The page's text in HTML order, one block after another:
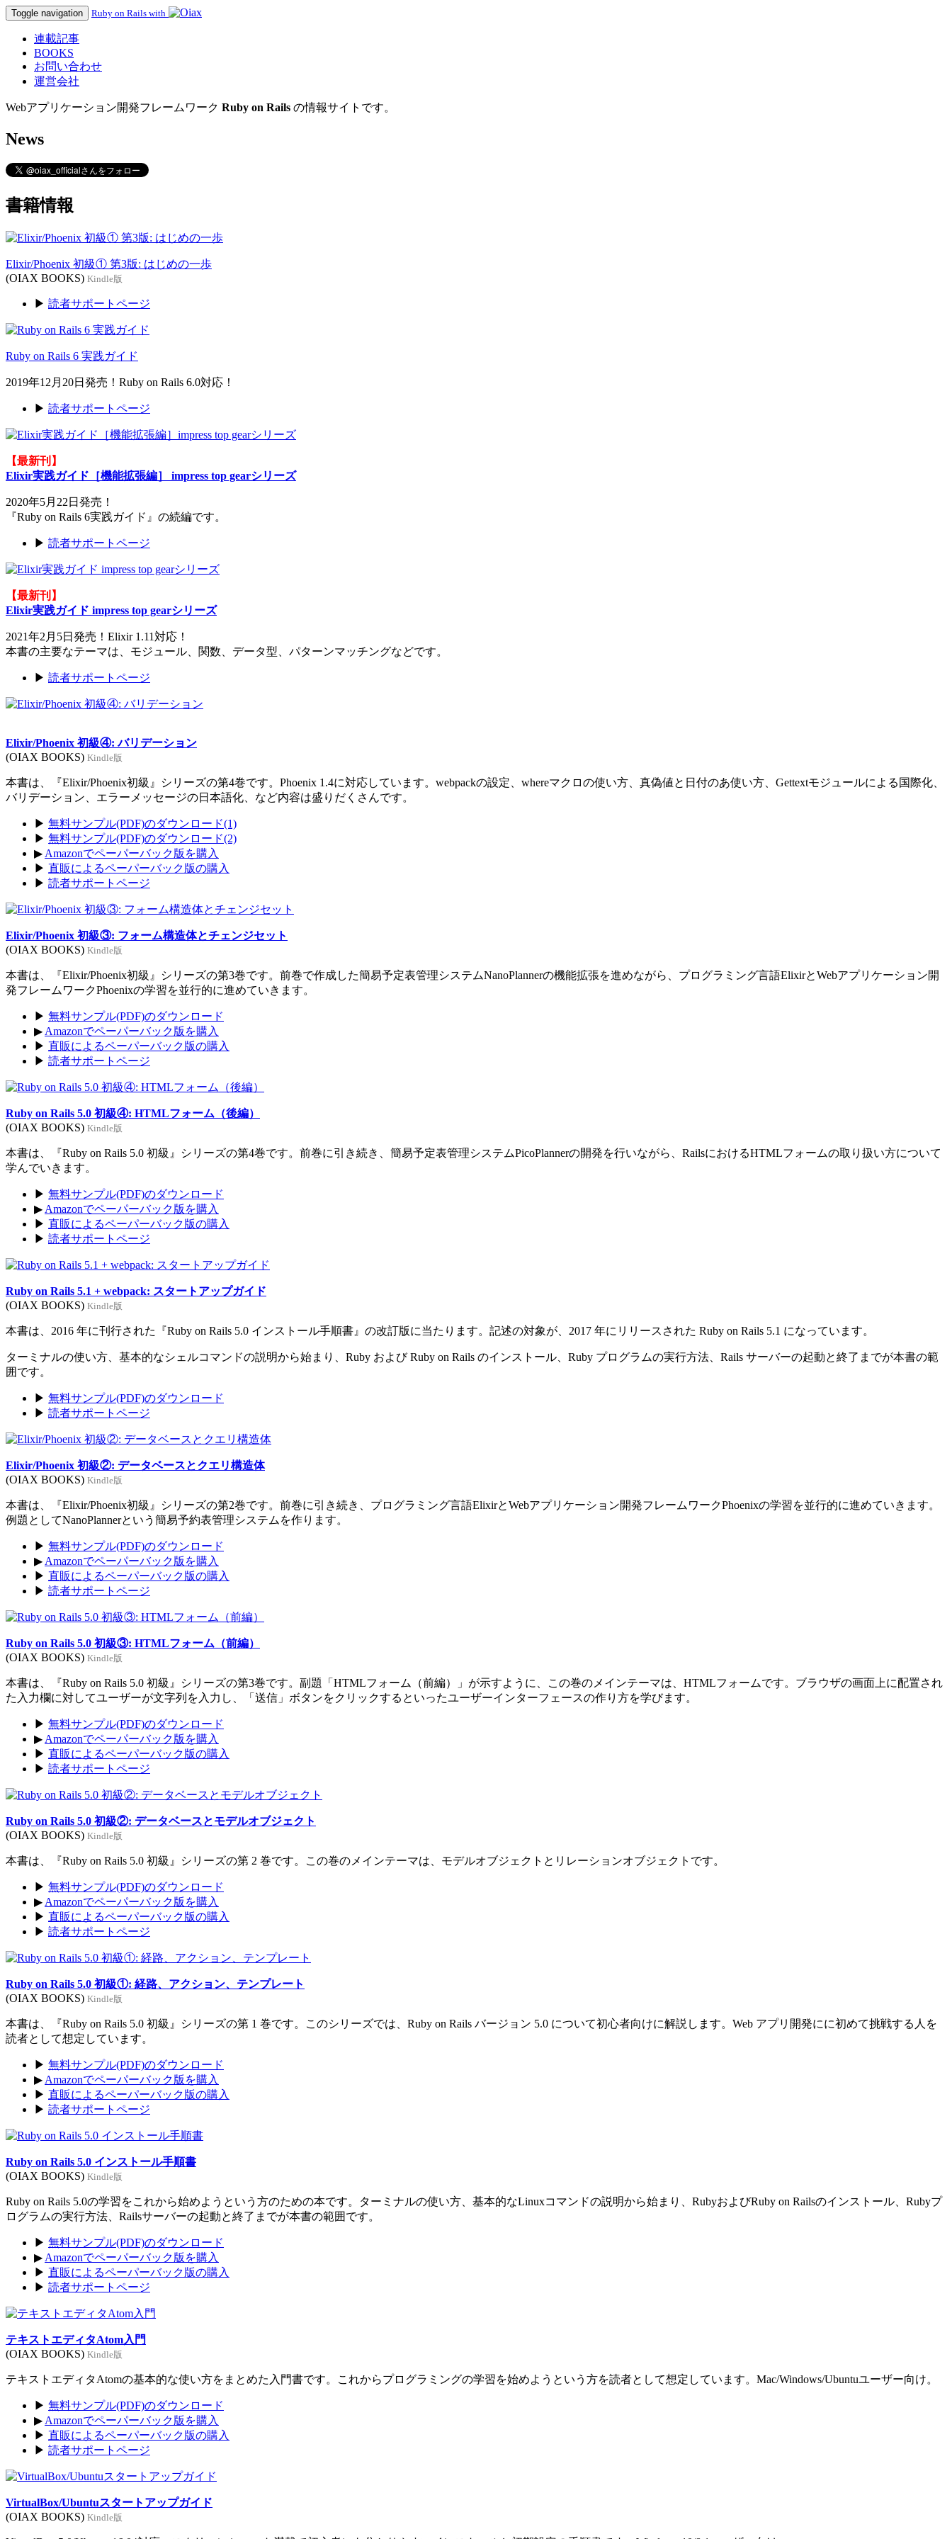
Toggle navigation Ruby on Rails with
連載記事
BOOKS
お問い合わせ
運営会社
Webアプリケーション開発フレームワーク Ruby on Rails の情報サイトです。
News
書籍情報
Elixir/Phoenix 初級① 第3版: はじめの一歩
(OIAX BOOKS) Kindle版
▶ 読者サポートページ
Ruby on Rails 6 実践ガイド
2019年12月20日発売！Ruby on Rails 6.0対応！
▶ 読者サポートページ
【最新刊】
Elixir実践ガイド［機能拡張編］ impress top gearシリーズ
2020年5月22日発売！
『Ruby on Rails 6実践ガイド』の続編です。
▶ 読者サポートページ
【最新刊】
Elixir実践ガイド impress top gearシリーズ
2021年2月5日発売！Elixir 1.11対応！
本書の主要なテーマは、モジュール、関数、データ型、パターンマッチングなどです。
▶ 読者サポートページ
Elixir/Phoenix 初級④: バリデーション
(OIAX BOOKS) Kindle版
本書は、『Elixir/Phoenix初級』シリーズの第4巻です。Phoenix 1.4に対応しています。webpackの設定、whereマクロの使い方、真偽値と日付のあ使い方、Gettextモジュールによる国際化、
バリデーション、エラーメッセージの日本語化、など内容は盛りだくさんです。
▶ 無料サンプル(PDF)のダウンロード(1)
▶ 無料サンプル(PDF)のダウンロード(2)
▶ Amazonでペーパーバック版を購入
▶ 直販によるペーパーバック版の購入
▶ 読者サポートページ
Elixir/Phoenix 初級③: フォーム構造体とチェンジセット
(OIAX BOOKS) Kindle版
本書は、『Elixir/Phoenix初級』シリーズの第3巻です。前巻で作成した簡易予定表管理システムNanoPlannerの機能拡張を進めながら、プログラミング言語ElixirとWebアプリケーション開
発フレームワークPhoenixの学習を並行的に進めていきます。
▶ 無料サンプル(PDF)のダウンロード
▶ Amazonでペーパーバック版を購入
▶ 直販によるペーパーバック版の購入
▶ 読者サポートページ
Ruby on Rails 5.0 初級④: HTMLフォーム（後編）
(OIAX BOOKS) Kindle版
本書は、『Ruby on Rails 5.0 初級』シリーズの第4巻です。前巻に引き続き、簡易予定表管理システムPicoPlannerの開発を行いながら、RailsにおけるHTMLフォームの取り扱い方について
学んでいきます。
▶ 無料サンプル(PDF)のダウンロード
▶ Amazonでペーパーバック版を購入
▶ 直販によるペーパーバック版の購入
▶ 読者サポートページ
Ruby on Rails 5.1 + webpack: スタートアップガイド
(OIAX BOOKS) Kindle版
本書は、2016 年に刊行された『Ruby on Rails 5.0 インストール手順書』の改訂版に当たります。記述の対象が、2017 年にリリースされた Ruby on Rails 5.1 になっています。
ターミナルの使い方、基本的なシェルコマンドの説明から始まり、Ruby および Ruby on Rails のインストール、Ruby プログラムの実行方法、Rails サーバーの起動と終了までが本書の範
囲です。
▶ 無料サンプル(PDF)のダウンロード
▶ 読者サポートページ
Elixir/Phoenix 初級②: データベースとクエリ構造体
(OIAX BOOKS) Kindle版
本書は、『Elixir/Phoenix初級』シリーズの第2巻です。前巻に引き続き、プログラミング言語ElixirとWebアプリケーション開発フレームワークPhoenixの学習を並行的に進めていきます。
例題としてNanoPlannerという簡易予約表管理システムを作ります。
▶ 無料サンプル(PDF)のダウンロード
▶ Amazonでペーパーバック版を購入
▶ 直販によるペーパーバック版の購入
▶ 読者サポートページ
Ruby on Rails 5.0 初級③: HTMLフォーム（前編）
(OIAX BOOKS) Kindle版
本書は、『Ruby on Rails 5.0 初級』シリーズの第3巻です。副題「HTMLフォーム（前編）」が示すように、この巻のメインテーマは、HTMLフォームです。ブラウザの画面上に配置され
た入力欄に対してユーザーが文字列を入力し、「送信」ボタンをクリックするといったユーザーインターフェースの作り方を学びます。
▶ 無料サンプル(PDF)のダウンロード
▶ Amazonでペーパーバック版を購入
▶ 直販によるペーパーバック版の購入
▶ 読者サポートページ
Ruby on Rails 5.0 初級②: データベースとモデルオブジェクト
(OIAX BOOKS) Kindle版
本書は、『Ruby on Rails 5.0 初級』シリーズの第 2 巻です。この巻のメインテーマは、モデルオブジェクトとリレーションオブジェクトです。
▶ 無料サンプル(PDF)のダウンロード
▶ Amazonでペーパーバック版を購入
▶ 直販によるペーパーバック版の購入
▶ 読者サポートページ
Ruby on Rails 5.0 初級①: 経路、アクション、テンプレート
(OIAX BOOKS) Kindle版
本書は、『Ruby on Rails 5.0 初級』シリーズの第 1 巻です。このシリーズでは、Ruby on Rails バージョン 5.0 について初心者向けに解説します。Web アプリ開発にに初めて挑戦する人を
読者として想定しています。
▶ 無料サンプル(PDF)のダウンロード
▶ Amazonでペーパーバック版を購入
▶ 直販によるペーパーバック版の購入
▶ 読者サポートページ
Ruby on Rails 5.0 インストール手順書
(OIAX BOOKS) Kindle版
Ruby on Rails 5.0の学習をこれから始めようという方のための本です。ターミナルの使い方、基本的なLinuxコマンドの説明から始まり、RubyおよびRuby on Railsのインストール、Rubyプ
ログラムの実行方法、Railsサーバーの起動と終了までが本書の範囲です。
▶ 無料サンプル(PDF)のダウンロード
▶ Amazonでペーパーバック版を購入
▶ 直販によるペーパーバック版の購入
▶ 読者サポートページ
テキストエディタAtom入門
(OIAX BOOKS) Kindle版
テキストエディタAtomの基本的な使い方をまとめた入門書です。これからプログラミングの学習を始めようという方を読者として想定しています。Mac/Windows/Ubuntuユーザー向け。
▶ 無料サンプル(PDF)のダウンロード
▶ Amazonでペーパーバック版を購入
▶ 直販によるペーパーバック版の購入
▶ 読者サポートページ
VirtualBox/Ubuntuスタートアップガイド
(OIAX BOOKS) Kindle版